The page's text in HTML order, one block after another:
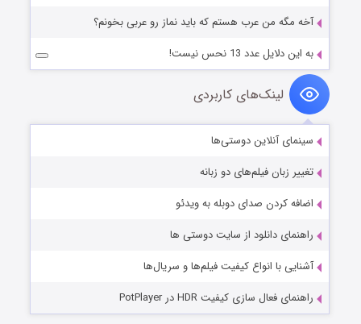
آخه مگه من عرب هستم که باید نماز رو عربی بخونم؟
به این دلایل عدد 13 نحس نیست!
لینک‌های کاربردی
سینمای آنلاین دوستی‌ها
تغییر زبان فیلم‌های دو زبانه
اضافه کردن صدای دوبله به ویدئو
راهنمای دانلود از سایت دوستی ها
آشنایی با انواع کیفیت فیلم‌ها و سریال‌ها
راهنمای فعال سازی کیفیت HDR در PotPlayer